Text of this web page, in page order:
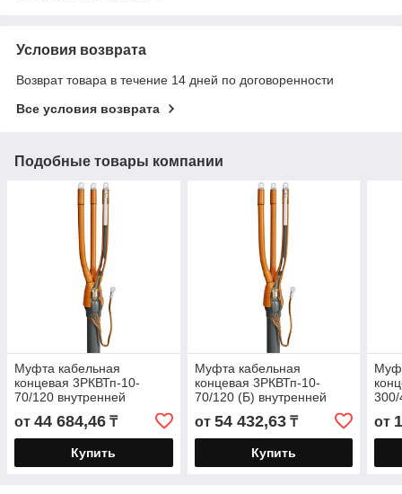
Условия возврата
Возврат товара в течение 14 дней по договоренности
Все условия возврата
Подобные товары компании
Муфта кабельная
концевая 3РКВТп-10-
70/120 внутренней
установки для кабелей с
ЭПР изоляцией до 10 кВ
от 44 684,46 ₸
Купить
Муфта кабельная
концевая 3РКВТп-10-
70/120 (Б) внутренней
установки для кабелей с
ЭПР изоляцией до 10 кВ с
от 54 432,63₸
Купить
300/
от